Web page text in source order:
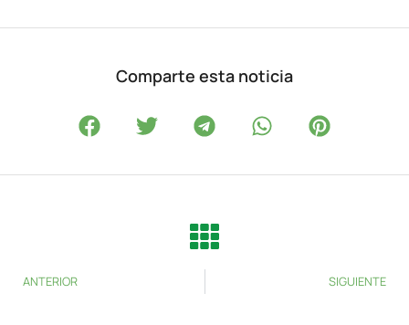
Comparte esta noticia
ANTERIOR SIGUIENTE